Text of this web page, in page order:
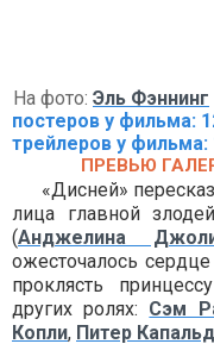
На фото: Эль Фэннинг
постеров у фильма:
трейлеров у фильма:
ПРЕВЬЮ
«Дисней»
лица главной
(Анджелина
ожесточалось
проклясть
других ролях: Сэм
Копли, Питер